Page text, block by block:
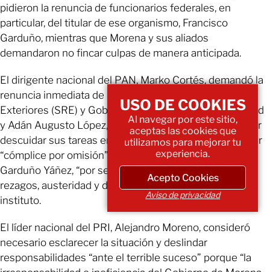
pidieron la renuncia de funcionarios federales, en
particular, del titular de ese organismo, Francisco
Garduño, mientras que Morena y sus aliados
demandaron no fincar culpas de manera anticipada.
El dirigente nacional del PAN, Marko Cortés, demandó la
renuncia inmediata de los secretarios de Relaciones
Exteriores (SRE) y Gobernación (Segob), Marcelo Ebrard
y Adán Augusto López, respectivamente, al primero, por
descuidar sus tareas en migración, y al segundo, por ser
“cómplice por omisión”; también exigió la salida de
Garduño Yáñez, “por ser responsable directo de los
rezagos, austeridad y deterioro de las prisiones” en el
instituto.
El líder nacional del PRI, Alejandro Moreno, consideró
necesario esclarecer la situación y deslindar
responsabilidades “ante el terrible suceso” porque “la
USO DE COOKIES
Al navegar por este sitio,
aceptas las cookies que
utilizamos para mejorar tu
experiencia.
Acepto Cookies
Aviso de privacidad